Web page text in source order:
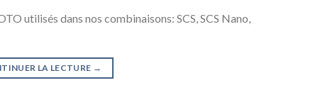
utilisés dans nos combinaisons: SCS, SCS Nano,
LA LECTURE →